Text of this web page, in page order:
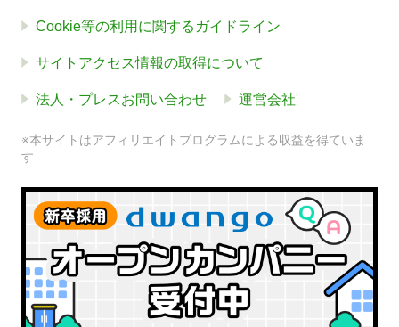
Cookie等の利用に関するガイドライン
サイトアクセス情報の取得について
法人・プレスお問い合わせ 運営会社
※本サイトはアフィリエイトプログラムによる収益を得ていま
す